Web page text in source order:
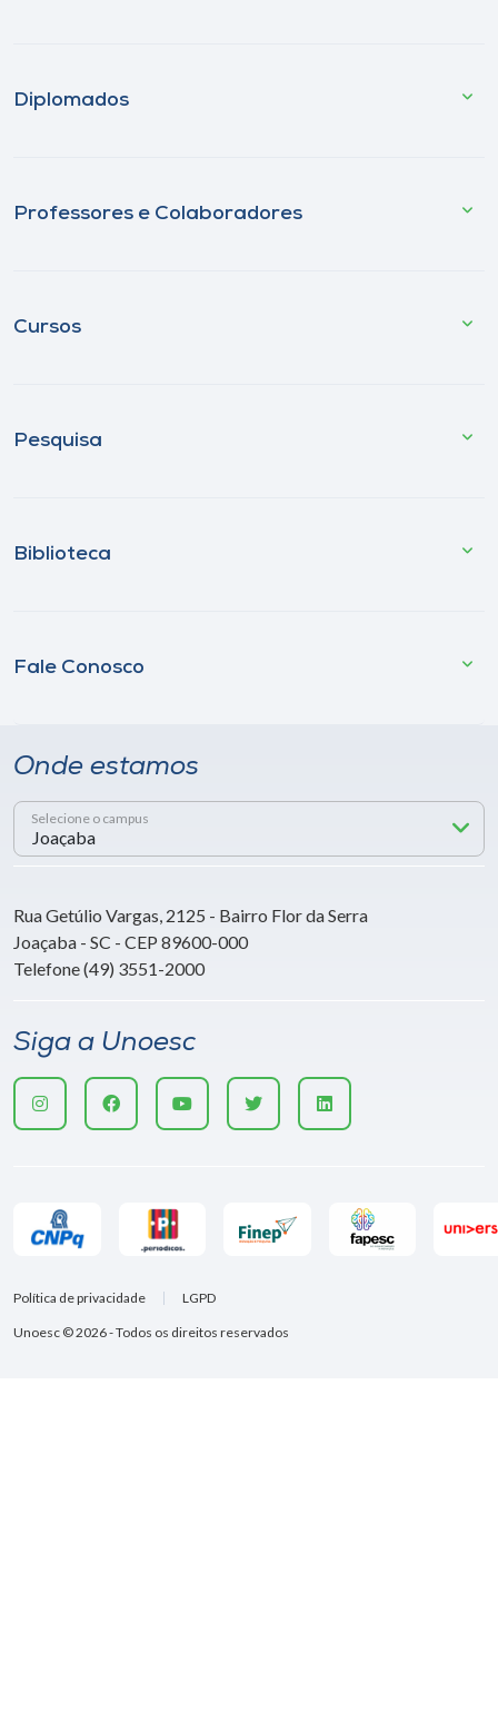
Diplomados
Professores e Colaboradores
Cursos
Pesquisa
Biblioteca
Fale Conosco
Onde estamos
Selecione o campus
Rua Getúlio Vargas, 2125 - Bairro Flor da Serra
Joaçaba - SC - CEP 89600-000
Telefone (49) 3551-2000
Siga a Unoesc
Unoesc © 2026 - Todos os direitos reservados
Política de privacidade LGPD